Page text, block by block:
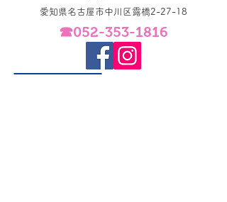
愛知県名古屋市中川区露橋2-27-18
☎052-353-1816